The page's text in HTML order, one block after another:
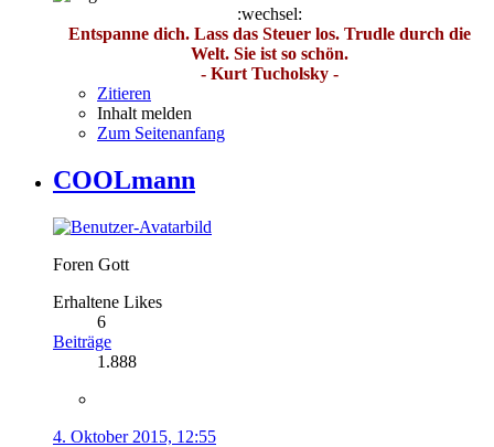
:wechsel:
Entspanne dich. Lass das Steuer los. Trudle durch die
Welt. Sie ist so schön.
- Kurt Tucholsky -
Zitieren
Inhalt melden
Zum Seitenanfang
COOLmann
Foren Gott
Erhaltene Likes
6
Beiträge
1.888
4. Oktober 2015, 12:55